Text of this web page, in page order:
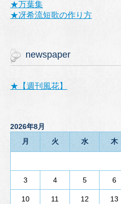
★万葉集
★冴希流短歌の作り方
newspaper
★【週刊風花】
2026年8月
月
火 水 木
3 4 5 6
10 11 12 13